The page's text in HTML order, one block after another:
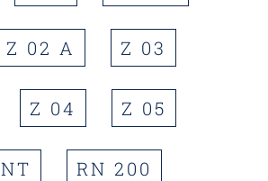
Z 02 A Z 03
Z 04 Z 05
NT RN 200